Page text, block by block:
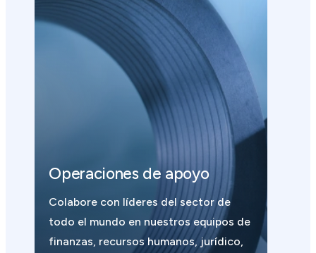
Operaciones de apoyo
Colabore con líderes del sector de
todo el mundo en nuestros equipos de
finanzas, recursos humanos, jurídico,